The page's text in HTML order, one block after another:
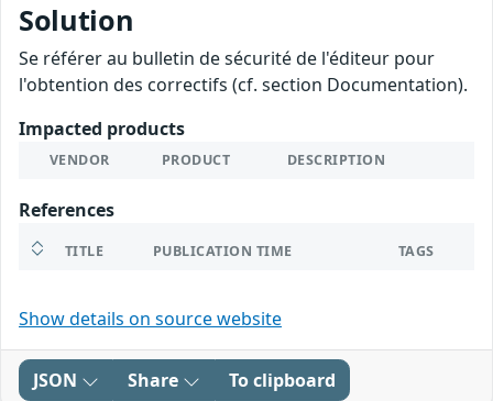
Solution
Se référer au bulletin de sécurité de l'éditeur pour
l'obtention des correctifs (cf. section Documentation).
Impacted products
VENDOR PRODUCT DESCRIPTION
References
TITLE PUBLICATION TIME TAGS
Show details on source website
JSON Share To clipboard